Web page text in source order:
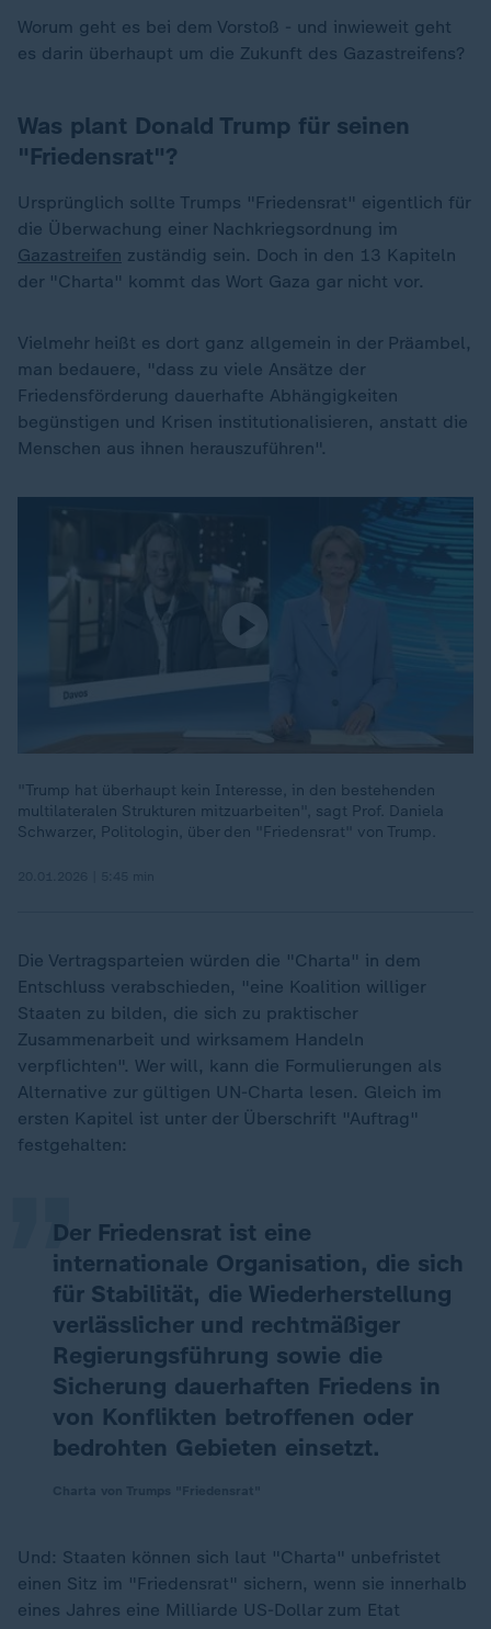
Worum geht es bei dem Vorstoß - und inwieweit geht
es darin überhaupt um die Zukunft des Gazastreifens?
Was plant Donald Trump für seinen
"Friedensrat"?
Ursprünglich sollte Trumps "Friedensrat" eigentlich für
die Überwachung einer Nachkriegsordnung im
Gazastreifen zuständig sein. Doch in den 13 Kapiteln
der "Charta" kommt das Wort Gaza gar nicht vor.
Vielmehr heißt es dort ganz allgemein in der Präambel,
man bedauere, "dass zu viele Ansätze der
Friedensförderung dauerhafte Abhängigkeiten
begünstigen und Krisen institutionalisieren, anstatt die
Menschen aus ihnen herauszuführen".
"Trump hat überhaupt kein Interesse, in den bestehenden
multilateralen Strukturen mitzuarbeiten", sagt Prof. Daniela
Schwarzer, Politologin, über den "Friedensrat" von Trump.
Die Vertragsparteien würden die "Charta" in dem
Entschluss verabschieden, "eine Koalition williger
Staaten zu bilden, die sich zu praktischer
Zusammenarbeit und wirksamem Handeln
verpflichten". Wer will, kann die Formulierungen als
Alternative zur gültigen UN-Charta lesen. Gleich im
ersten Kapitel ist unter der Überschrift "Auftrag"
festgehalten:
Der Friedensrat ist eine
internationale Organisation, die sich
für Stabilität, die Wiederherstellung
verlässlicher und rechtmäßiger
Regierungsführung sowie die
Sicherung dauerhaften Friedens in
von Konflikten betroffenen oder
bedrohten Gebieten einsetzt.
„
Und: Staaten können sich laut "Charta" unbefristet
einen Sitz im "Friedensrat" sichern, wenn sie innerhalb
eines Jahres eine Milliarde US-Dollar zum Etat